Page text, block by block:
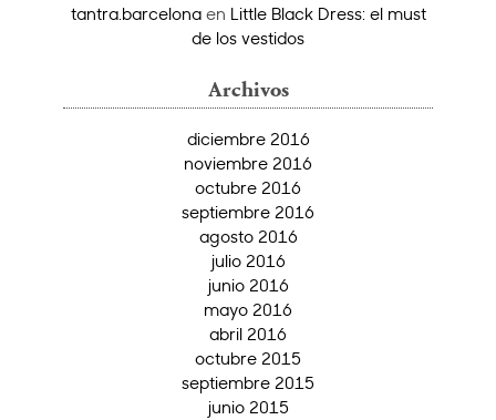
tantra.barcelonaen Little Black Dress: el must
de los vestidos
Archivos
diciembre 2016
noviembre 2016
octubre 2016
septiembre 2016
agosto 2016
julio 2016
junio 2016
mayo 2016
abril 2016
octubre 2015
septiembre 2015
junio 2015